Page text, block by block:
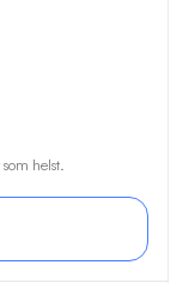
helst.